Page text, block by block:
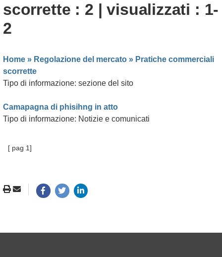
scorrette : 2 | visualizzati : 1-
2
Home » Regolazione del mercato » Pratiche commerciali
scorrette
Tipo di informazione: sezione del sito
Camapagna di phisihng in atto
Tipo di informazione: Notizie e comunicati
[ pag 1]